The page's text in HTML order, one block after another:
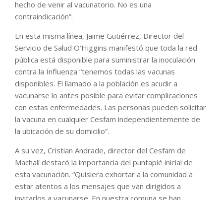
hecho de venir al vacunatorio. No es una
contraindicación”.
En esta misma línea, Jaime Gutiérrez, Director del
Servicio de Salud O’Higgins manifestó que toda la red
pública está disponible para suministrar la inoculación
contra la Influenza “tenemos todas las vacunas
disponibles. El llamado a la población es acudir a
vacunarse lo antes posible para evitar complicaciones
con estas enfermedades. Las personas pueden solicitar
la vacuna en cualquier Cesfam independientemente de
la ubicación de su domicilio”.
A su vez, Cristian Andrade, director del Cesfam de
Machalí destacó la importancia del puntapié inicial de
esta vacunación. “Quisiera exhortar a la comunidad a
estar atentos a los mensajes que van dirigidos a
invitarlos a vacunarse. En nuestra comuna se han